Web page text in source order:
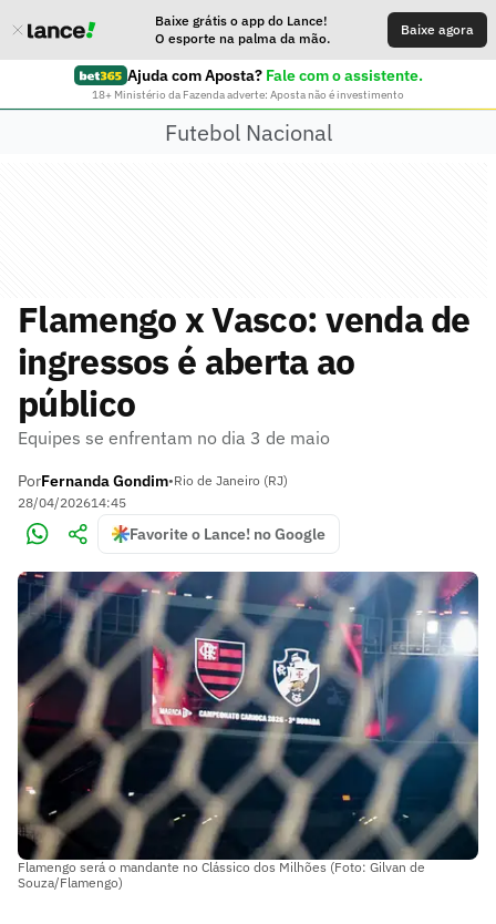
Baixe grátis o app do Lance!
O esporte na palma da mão.
Baixe agora
Ajuda com Aposta? Fale com o assistente.
18+ Ministério da Fazenda adverte: Aposta não é investimento
Futebol Nacional
Flamengo x Vasco: venda de
ingressos é aberta ao
público
Equipes se enfrentam no dia 3 de maio
PorFernanda Gondim•Rio de Janeiro (RJ)
28/04/202614:45
Favorite o Lance! no Google
Flamengo será o mandante no Clássico dos Milhões (Foto: Gilvan de
Souza/Flamengo)